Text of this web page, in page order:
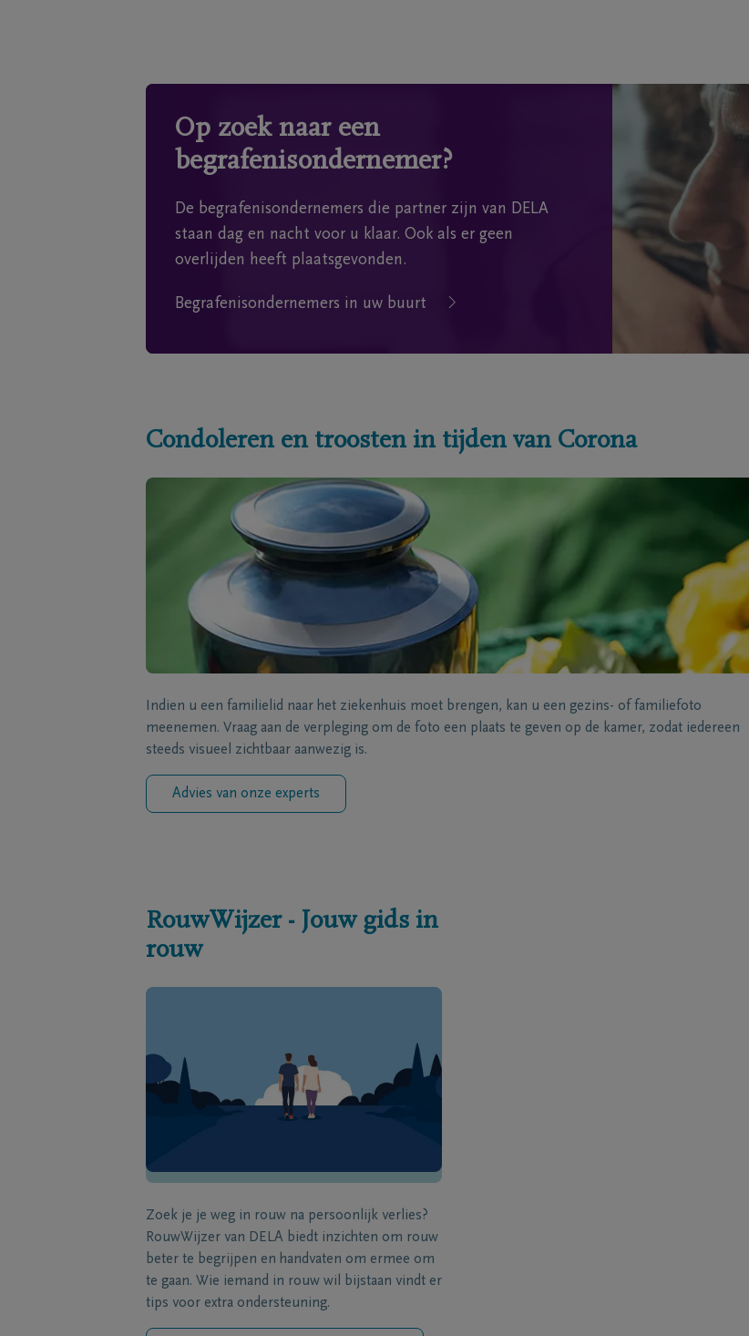
Op zoek naar een
begrafenisondernemer?
De begrafenisondernemers die partner zijn van DELA
staan dag en nacht voor u klaar. Ook als er geen
overlijden heeft plaatsgevonden.
Begrafenisondernemers in uw buurt
Condoleren en troosten in tijden van Corona
Indien u een familielid naar het ziekenhuis moet brengen, kan u een gezins- of familiefoto
meenemen. Vraag aan de verpleging om de foto een plaats te geven op de kamer, zodat iedereen
steeds visueel zichtbaar aanwezig is.
Advies van onze experts
RouwWijzer - Jouw gids in
rouw
Zoek je je weg in rouw na persoonlijk verlies?
RouwWijzer van DELA biedt inzichten om rouw
beter te begrijpen en handvaten om ermee om
te gaan. Wie iemand in rouw wil bijstaan vindt er
tips voor extra ondersteuning.